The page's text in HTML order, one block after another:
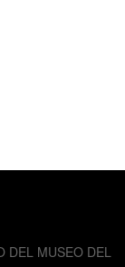
DEL MUSEO DEL